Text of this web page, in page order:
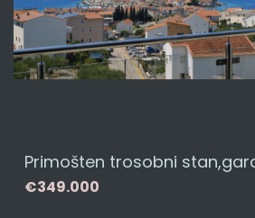
Primošten trosobni
€349.000